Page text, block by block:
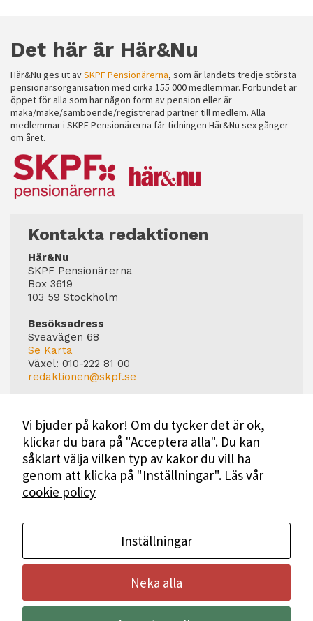
Det här är Här&Nu
Här&Nu ges ut avSKPF Pensionärerna, som är landets tredje största
pensionärsorganisation med cirka 155 000 medlemmar. Förbundet är
öppet för alla som har någon form av pension eller är
maka/make/samboende/registrerad partner till medlem. Alla
medlemmar i SKPF Pensionärerna får tidningen Här&Nu sex gånger
om året.
Kontakta redaktionen
Här&Nu
SKPF Pensionärerna
Box 3619
103 59 Stockholm
Besöksadress
Sveavägen 68
Se Karta
Växel: 010-222 81 00
redaktionen@skpf.se
Markus Dahlberg
Tel: 0720-88 17 17
markus.dahlberg@skpf.se
Annonsering
Swartling & Bergström Media
Birger Jarlsgatan 110
Tel: 08-545 160 60
Bli medlem i SKPF
Vi bjuder på kakor! Om du tycker det är ok,
klickar du bara på "Acceptera alla". Du kan
såklart välja vilken typ av kakor du vill ha
genom att klicka på "Inställningar". Läs vår
cookie policy
Inställningar
Neka alla